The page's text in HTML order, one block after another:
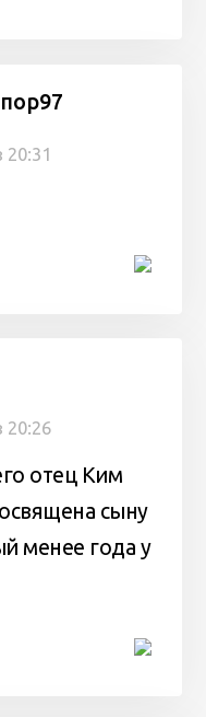
20:31
20:26
отец Ким
сыну
менее года у